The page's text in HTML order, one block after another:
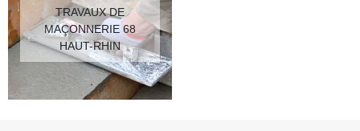
TRAVAUX DE
MAÇONNERIE 68
HAUT-RHIN